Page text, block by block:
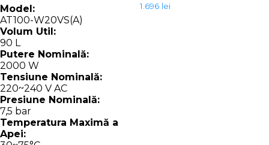
Model:
AT100-W20VS(A)
Volum Util:
90 L
Putere Nominală:
2000 W
Tensiune Nominală:
220~240 V AC
Presiune Nominală:
7,5 bar
Temperatura Maximă a
Apei:
1.696 lei